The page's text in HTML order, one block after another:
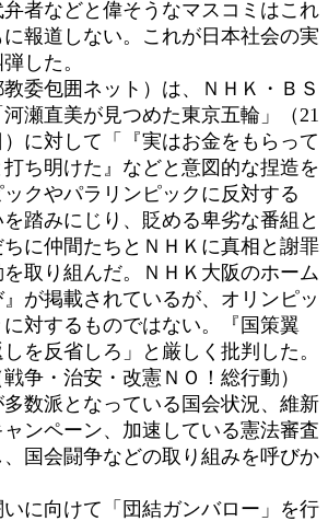
者などと偉そうなマスコミはこれ
報道しない。これが日本社会の実
した。
委包囲ネット）は、ＮＨＫ・ＢＳ
瀬直美が見つめた東京五輪」（21
）に対して「『実はお金をもらって
ち明けた』などと意図的な捏造を
クやパラリンピックに反対する
踏みにじり、貶める卑劣な番組と
に仲間たちとＮＨＫに真相と謝罪
取り組んだ。ＮＨＫ大阪のホーム
が掲載されているが、オリンピッ
対するものではない。『国策翼
を反省しろ」と厳しく批判した。
争・治安・改憲ＮＯ！総行動）
数派となっている国会状況、維新
ンペーン、加速している憲法審査
国会闘争などの取り組みを呼びか
に向けて「団結ガンバロー」を行